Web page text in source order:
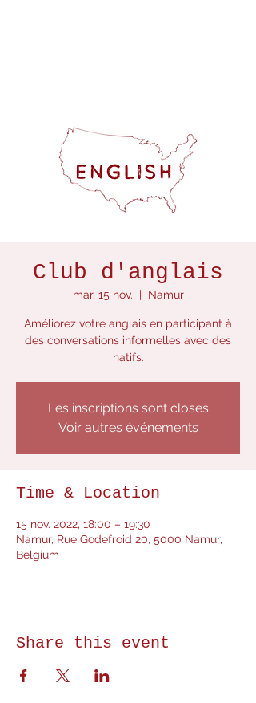
Club d'anglais
mar. 15 nov.
  |
Namur
Améliorez votre anglais en participant à
des conversations informelles avec des
natifs.
Les inscriptions sont closes
Voir autres événements
Time & Location
15 nov. 2022, 18:00 – 19:30
Namur, Rue Godefroid 20, 5000 Namur,
Belgium
Share this event